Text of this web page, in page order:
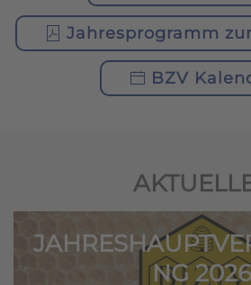
Jahresprogramm
BZV
NG 2026